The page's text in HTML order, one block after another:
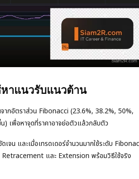
าแนวรับแนวต้าน
จากอัตราส่วน Fibonacci (23.6%, 38.2%, 50%,
) เพื่อหาจุดที่ราคาอาจย่อตัวแล้วกลับตัว
เจน และเมื่อเทรดเดอร์จำนวนมากใช้ระดับ
Retracement และ Extension พร้อมวิธีใช้จริง